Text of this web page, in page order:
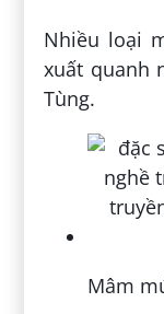
Nhiều loại
xuất quanh
Tùng.
Mâm